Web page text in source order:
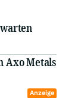
Axo Metals
Anzeige